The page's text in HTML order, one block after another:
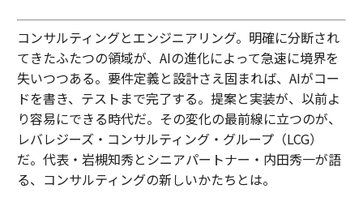
コンサルティングとエンジニアリング。明確に分断され
てきたふたつの領域が、AIの進化によって急速に境界を
失いつつある。要件定義と設計さえ固まれば、AIがコー
ドを書き、テストまで完了する。提案と実装が、以前よ
り容易にできる時代だ。その変化の最前線に立つのが、
レバレジーズ・コンサルティング・グループ（LCG）
だ。代表・岩槻知秀とシニアパートナー・内田秀一が語
る、コンサルティングの新しいかたちとは。